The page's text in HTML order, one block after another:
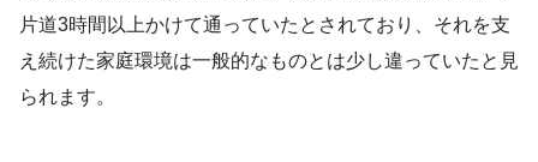
片道3時間以上かけて通っていたとされており、それを支
え続けた家庭環境は一般的なものとは少し違っていたと見
られます。